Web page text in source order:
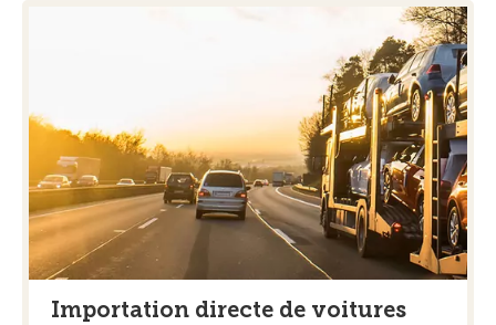
Importation directe de voitures